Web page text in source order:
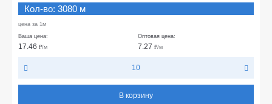
Кол-во: 3080 м
цена за 1м
Ваша цена:
17.46 ₽/м
Оптовая цена:
7.27 ₽/м
10
В корзину